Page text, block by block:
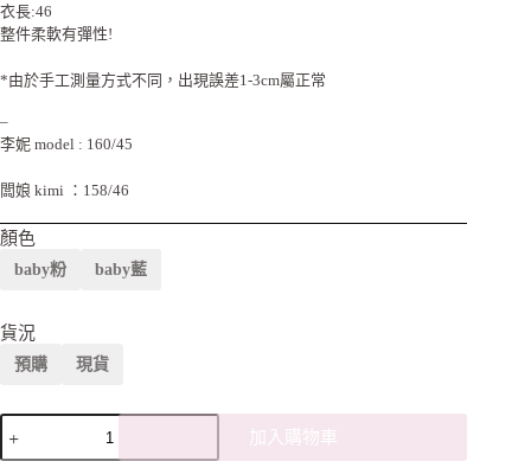
衣長:46
整件柔軟有彈性!
*由於手工測量方式不同，出現誤差1-3cm屬正常
–
李妮 model : 160/45
闆娘 kimi ：158/46
顏色
baby粉 baby藍
貨況
預購 現貨
加入購物車